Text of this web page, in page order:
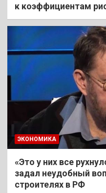
к коэффициентам
ЭКОНОМИКА
«Это у них все
задал неудобный
строителях в РФ